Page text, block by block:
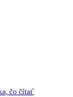
čo čítať